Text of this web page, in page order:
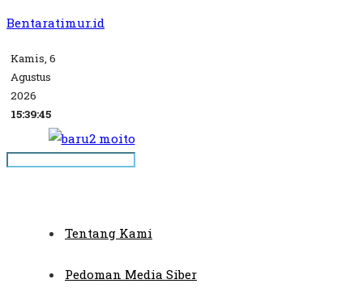
Bentaratimur.id
Kamis, 6
Agustus
2026
15:39:45
Tentang Kami
Pedoman Media Siber